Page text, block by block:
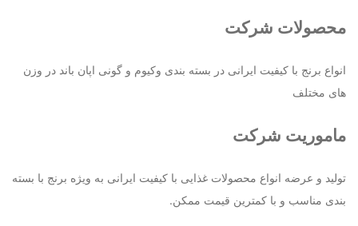
محصولات شرکت
انواع برنج با کیفیت ایرانی در بسته بندی وکیوم و گونی اپان باند در وزن
های مختلف
ماموریت شرکت
تولید و عرضه انواع محصولات غذایی با کیفیت ایرانی به ویژه برنج با بسته
بندی مناسب و با کمترین قیمت ممکن.